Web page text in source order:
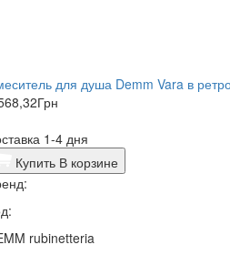
для душа Demm Vara в
Грн
1-4 дня
Купить В корзине
rubinetteria